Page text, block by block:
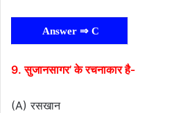
Answer ⇒ C
9. सुजानसागर’ के रचनाकार है-
(A) रसखान